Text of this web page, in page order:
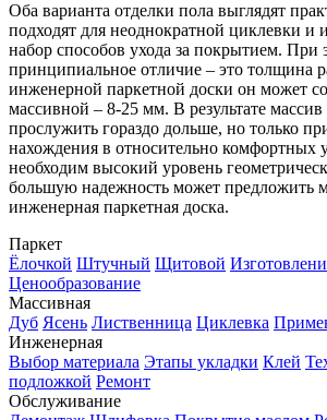
Оба варианта отделки пола выглядят
подходят для неоднократной циклевки
набор способов ухода за покрытием. При
принципиальное отличие – это толщина
инженерной паркетной доски он может
массивной – 8-25 мм. В результате массив
прослужить гораздо дольше, но только
нахождения в относительно комфортных
необходим высокий уровень
большую надежность может предложить
инженерная паркетная доска.
Паркет
Ёлочкой Штучный Щитовой
Ценообразование
Массивная
Дуб Ясень Лиственница Циклевка
Инженерная
Выбор материала Этапы укладки Клей
подложкой Ремонт
Обслуживание